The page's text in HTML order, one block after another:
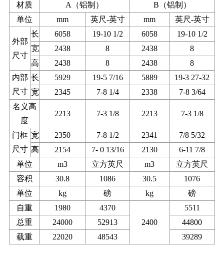
材质
A（铝制）
B（铝制）
单位
mm 英尺-英寸 mm 英尺-英寸
外部
尺寸
长 6058 19-10 1/2 6058
19-10 1/2
宽
2438 8 2438
8
高
2438 8 2438
8
内部
尺寸
长 5929 19-5 7/16 5889
19-3 27-32
宽
2345 7-8 1/4 2338
7-8 3/64
名义高
度
2213 7-3 1/8 2213 7-3 1/8
门框
尺寸
宽 2350 7-8 1/2 2341
7/8 5/32
高
2154 7- 0 13/16 2130
6-11 7/8
单位
m3 立方英尺 m3
立方英尺
容积
30.8 1086 30.5
1076
单位
kg 磅 kg
磅
自重
1980
4370
2400
5511
总重
24000 52913
44800
载重
22020 48543 39289